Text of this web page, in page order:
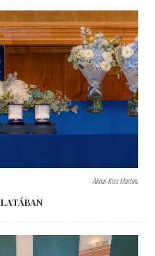
Aknai-Kiss Martina